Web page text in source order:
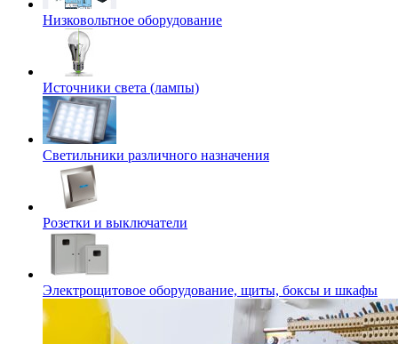
Низковольтное оборудование
Источники света (лампы)
Светильники различного назначения
Розетки и выключатели
Электрощитовое оборудование, щиты, боксы и шкафы